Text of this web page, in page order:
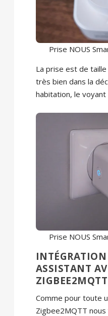
Prise NOUS
La prise est de
très bien dans la
habitation, le
Prise NOUS
ASSISTANT
ZIGBEE2MQTT
Comme pour toute
Zigbee2MQTT